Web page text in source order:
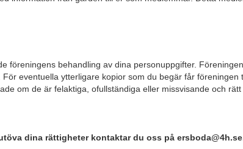
föreningens behandling av dina personuppgifter.
eventuella ytterligare kopior som du begär får föreningen
om de är felaktiga, ofullständiga eller missvisande och
dina rättigheter kontaktar du oss på